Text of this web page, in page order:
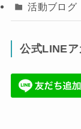
活動ブログ
公式LINEア